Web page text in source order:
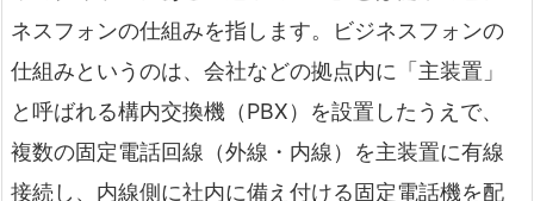
ネスフォンの仕組みを指します。ビジネスフォンの
仕組みというのは、会社などの拠点内に「主装置」
と呼ばれる構内交換機（PBX）を設置したうえで、
複数の固定電話回線（外線・内線）を主装置に有線
接続し、内線側に社内に備え付ける固定電話機を配